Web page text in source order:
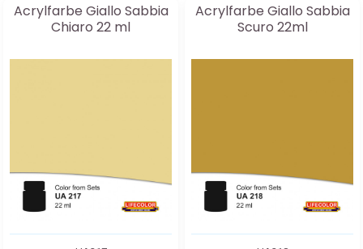
Acrylfarbe Giallo Sabbia
Chiaro 22 ml
Acrylfarbe Giallo Sabbia
Scuro 22ml